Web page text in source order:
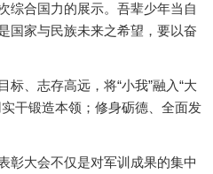
综合国力的展示。吾辈少年当自
国家与民族未来之希望，要以奋
、志存高远，将“小我”融入“大
干锻造本领；修身砺德、全面发
彰大会不仅是对军训成果的集中